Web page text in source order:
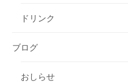
ドリンク
ブログ
おしらせ